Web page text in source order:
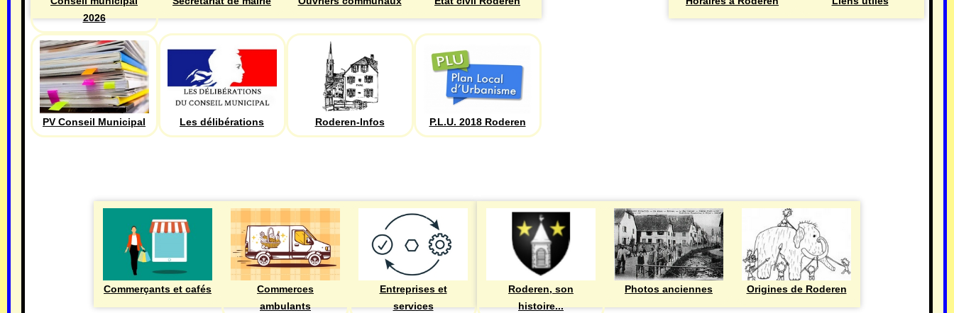
2026
PV Conseil Municipal Les délibérations Roderen-Infos P.L.U. 2018 Roderen
Commerçants et cafés
Commerces
ambulants
Entreprises et
services
Roderen, son
histoire...
Photos anciennes Origines de Roderen